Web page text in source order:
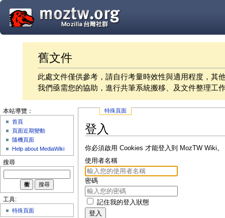
舊文件
此處文件僅供參考，請自行考量時效性與適用程度，其
我們亟需您的協助，進行共筆系統搬移、及文件整理工
特殊頁面
登入
你必須啟用 Cookies 才能登入到 MozTW Wiki。
使用者名稱
密碼
記住我的登入狀態
登入
本站導覽：
首頁
頁面近期變動
隨機頁面
Help about MediaWiki
搜尋
工具:
特殊頁面